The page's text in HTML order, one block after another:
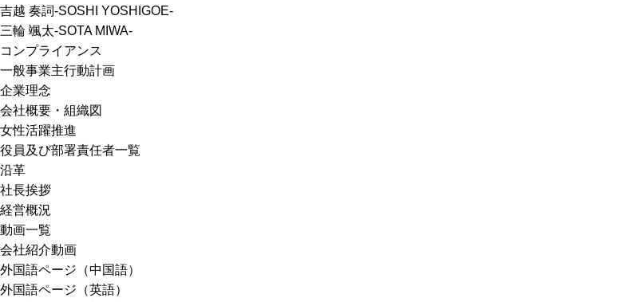
吉越 奏詞-SOSHI YOSHIGOE-
三輪 颯太-SOTA MIWA-
コンプライアンス
一般事業主行動計画
企業理念
会社概要・組織図
女性活躍推進
役員及び部署責任者一覧
沿革
社長挨拶
経営概況
動画一覧
会社紹介動画
外国語ページ（中国語）
外国語ページ（英語）